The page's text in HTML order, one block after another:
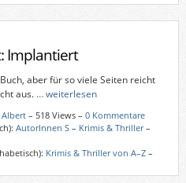
Implantiert
aber für so viele Seiten reicht
aus. … weiterlesen
Albert– 518 Views – 0 Kommentare
AutorInnen S– Krimis & Thriller–
Krimis & Thriller von A–Z–